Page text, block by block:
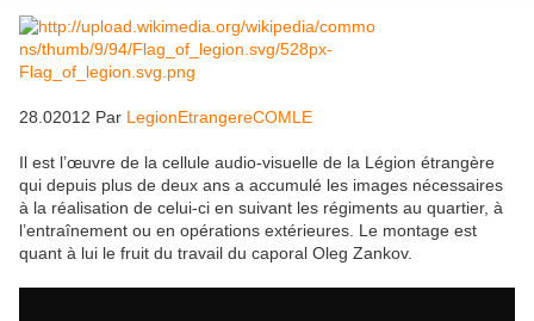
28.02012 Par LegionEtrangereCOMLE
Il est l’œuvre de la cellule audio-visuelle de la Légion étrangère
qui depuis plus de deux ans a accumulé les images nécessaires
à la réalisation de celui-ci en suivant les régiments au quartier, à
l’entraînement ou en opérations extérieures. Le montage est
quant à lui le fruit du travail du caporal Oleg Zankov.